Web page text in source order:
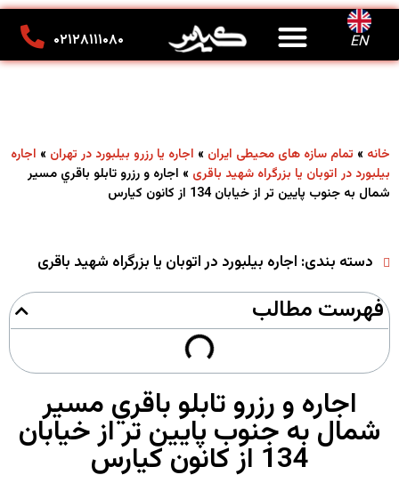
EN ۰۲۱۲۸۱۱۱۰۸۰
خانه » تمام سازه های محیطی ایران » اجاره یا رزرو بیلبورد در تهران » اجاره
بیلبورد در اتوبان یا بزرگراه شهید باقری » اجاره و رزرو تابلو باقري مسیر
شمال به جنوب پایین تر از خیابان 134 از کانون کیارس
دسته بندی: اجاره بیلبورد در اتوبان یا بزرگراه شهید باقری
فهرست مطالب
اجاره و رزرو تابلو باقري مسیر
شمال به جنوب پایین تر از خیابان
134 از کانون کیارس